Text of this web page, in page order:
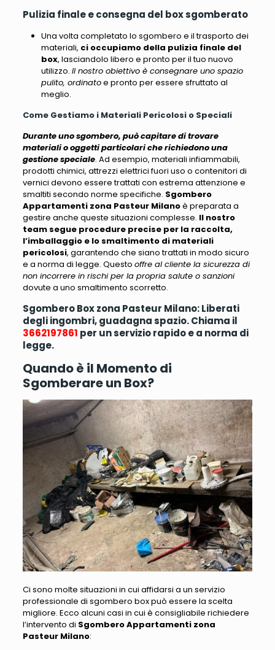
Pulizia finale e consegna del box sgomberato
Una volta completato lo sgombero e il trasporto dei
materiali, ci occupiamo della pulizia finale del
box, lasciandolo libero e pronto per il tuo nuovo
utilizzo. Il nostro obiettivo è consegnare uno spazio
pulito, ordinatoe pronto per essere sfruttato al
meglio.
Come Gestiamo i Materiali Pericolosi o Speciali
Durante uno sgombero, può capitare di trovare
materiali o oggetti particolari che richiedono una
gestione speciale. Ad esempio, materiali infiammabili,
prodotti chimici, attrezzi elettrici fuori uso o contenitori di
vernici devono essere trattati con estrema attenzione e
smaltiti secondo norme specifiche. Sgombero
Appartamenti zona Pasteur Milanoè preparata a
gestire anche queste situazioni complesse. Il nostro
team segue procedure precise per la raccolta,
l’imballaggio e lo smaltimento di materiali
pericolosi, garantendo che siano trattati in modo sicuro
e a norma di legge. Questo offre al cliente la sicurezza di
non incorrere in rischi per la propria salute o sanzioni
dovute a uno smaltimento scorretto.
Sgombero Box zona Pasteur Milano: Liberati
degli ingombri, guadagna spazio. Chiama il
3662197861 per un servizio rapido e a norma di
legge.
Quando è il Momento di
Sgomberare un Box?
Ci sono molte situazioni in cui affidarsi a un servizio
professionale di sgombero box può essere la scelta
migliore. Ecco alcuni casi in cui è consigliabile richiedere
l’intervento di Sgombero Appartamenti zona
Pasteur Milano: